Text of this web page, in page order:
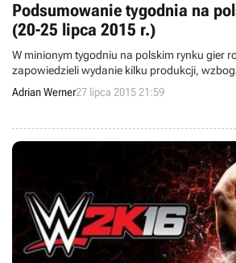
Podsumowanie tygodnia na
(20-25 lipca 2015 r.)
W minionym tygodniu na polskim rynku gier
zapowiedzieli wydanie kilku produkcji,
tanich serii i dowiedzieliśmy się, że kilku
ujawnić swoje następne projekty.
Adrian Werner27 lipca 2015 21:59